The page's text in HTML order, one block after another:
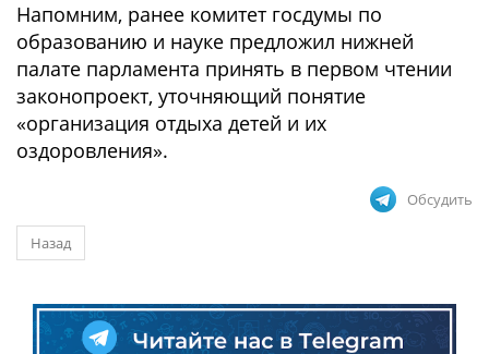
Напомним, ранее комитет госдумы по
образованию и науке предложил нижней
палате парламента принять в первом чтении
законопроект, уточняющий понятие
«организация отдыха детей и их
оздоровления».
Обсудить
Назад